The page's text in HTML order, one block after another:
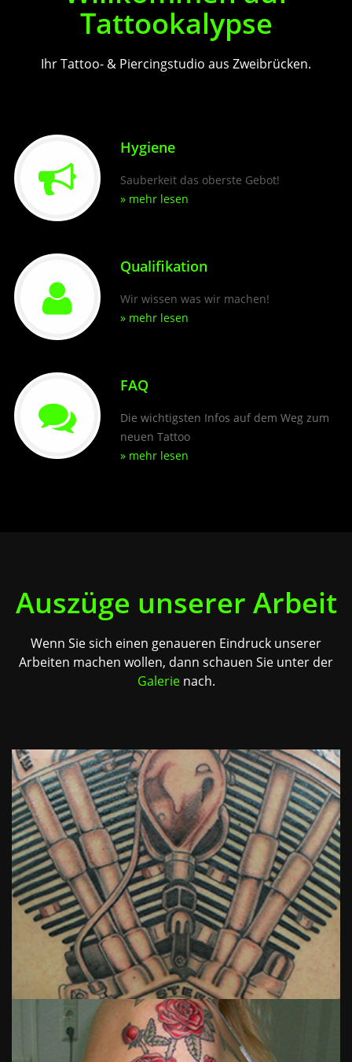
Tattookalypse
Ihr Tattoo- & Piercingstudio aus Zweibrücken.
Hygiene
Sauberkeit das oberste Gebot!
» mehr lesen
Qualifikation
Wir wissen was wir machen!
» mehr lesen
FAQ
Die wichtigsten Infos auf dem Weg zum
neuen Tattoo
» mehr lesen
Auszüge unserer Arbeit
Wenn Sie sich einen genaueren Eindruck unserer
Arbeiten machen wollen, dann schauen Sie unter der
Galerienach.
Tattoo
Nummer 01
View